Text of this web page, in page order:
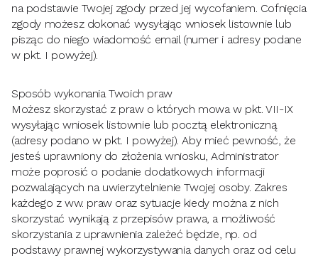
na podstawie Twojej zgody przed jej wycofaniem. Cofnięcia
zgody możesz dokonać wysyłając wniosek listownie lub
pisząc do niego wiadomość email (numer i adresy podane
w pkt. I powyżej).
Sposób wykonania Twoich praw
Możesz skorzystać z praw o których mowa w pkt. VII-IX
wysyłając wniosek listownie lub pocztą elektroniczną
(adresy podano w pkt. I powyżej). Aby mieć pewność, że
jesteś uprawniony do złożenia wniosku, Administrator
może poprosić o podanie dodatkowych informacji
pozwalających na uwierzytelnienie Twojej osoby. Zakres
każdego z ww. praw oraz sytuacje kiedy można z nich
skorzystać wynikają z przepisów prawa, a możliwość
skorzystania z uprawnienia zależeć będzie, np. od
podstawy prawnej wykorzystywania danych oraz od celu